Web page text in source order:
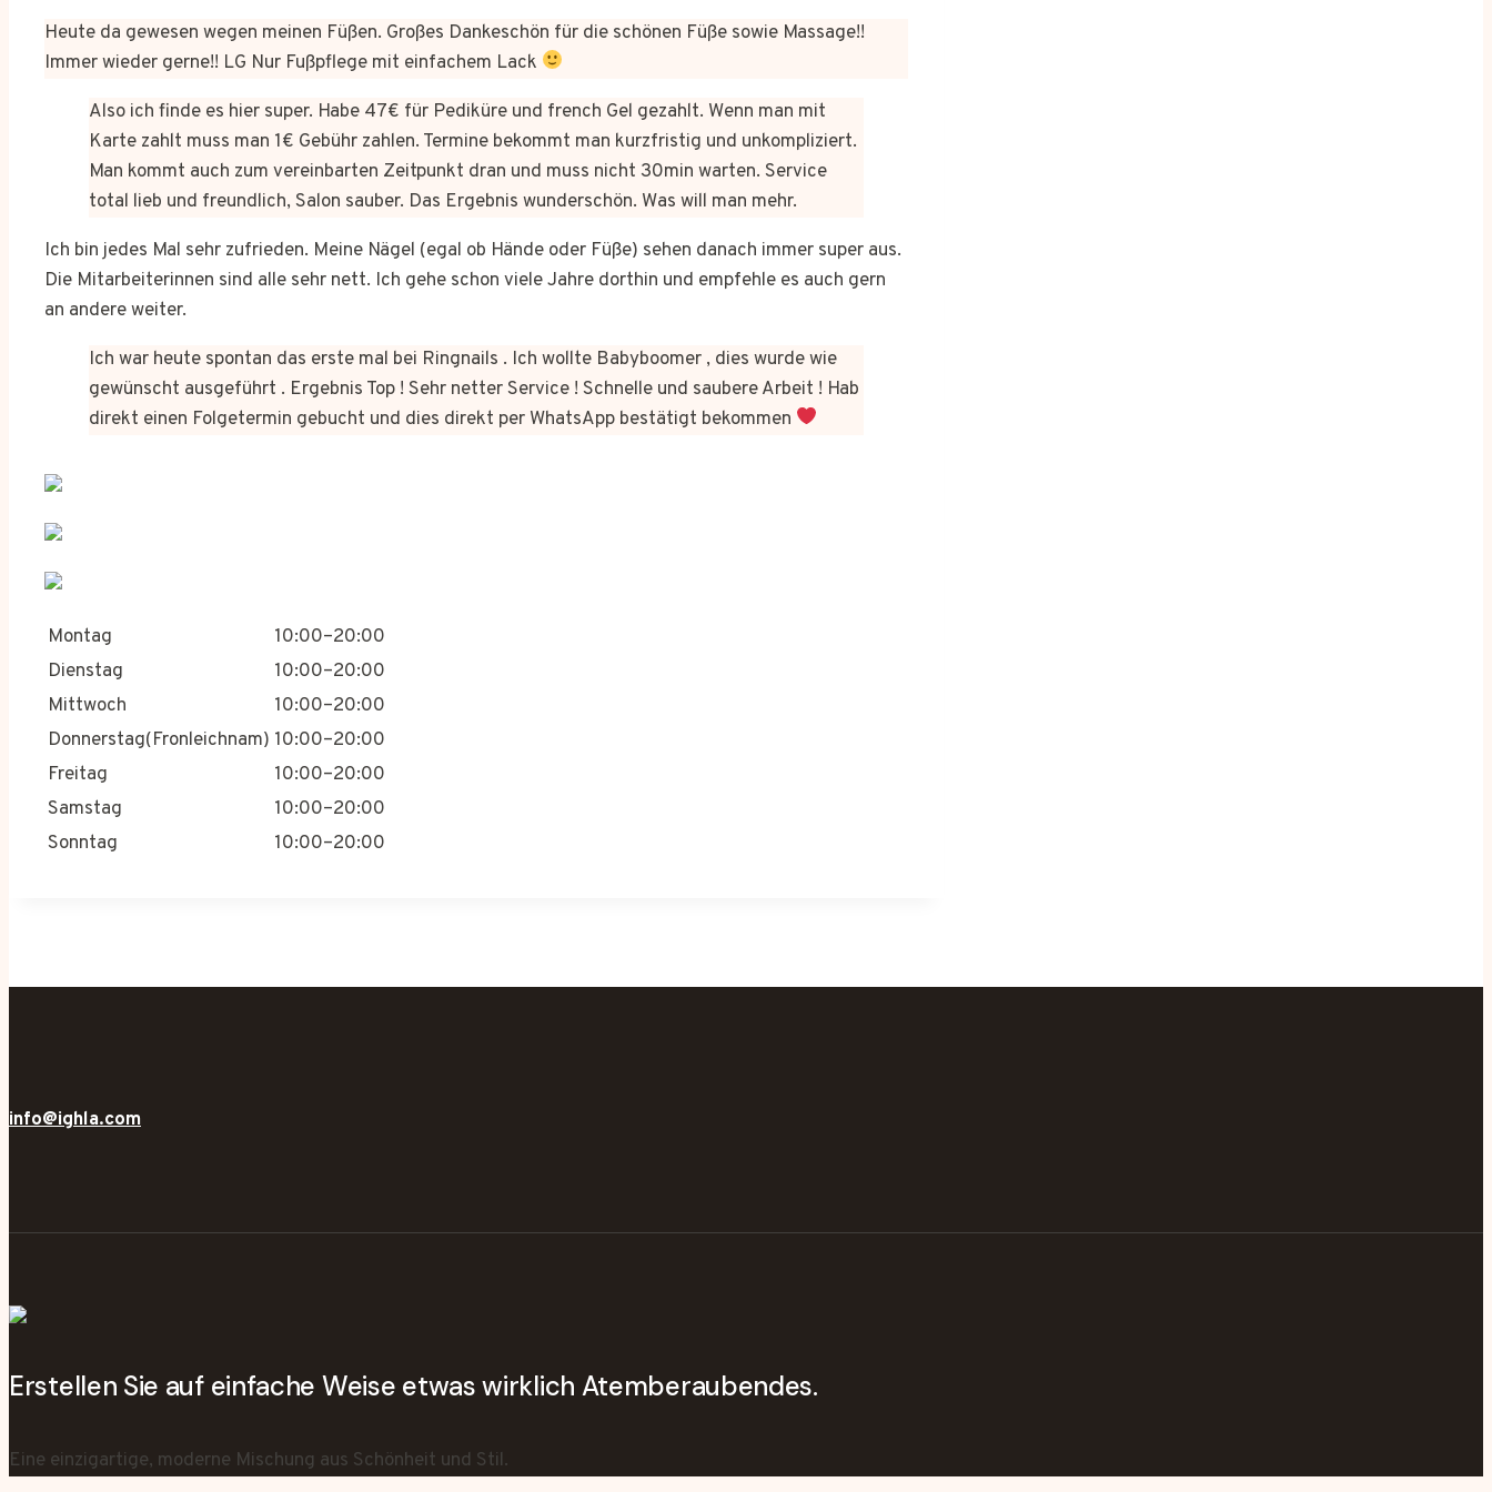
Heute da gewesen wegen meinen Füßen. Großes Dankeschön für die schönen Füße sowie Massage!!
Immer wieder gerne!! LG Nur Fußpflege mit einfachem Lack
Also ich finde es hier super. Habe 47€ für Pediküre und french Gel gezahlt. Wenn man mit
Karte zahlt muss man 1€ Gebühr zahlen. Termine bekommt man kurzfristig und unkompliziert.
Man kommt auch zum vereinbarten Zeitpunkt dran und muss nicht 30min warten. Service
total lieb und freundlich, Salon sauber. Das Ergebnis wunderschön. Was will man mehr.
Ich bin jedes Mal sehr zufrieden. Meine Nägel (egal ob Hände oder Füße) sehen danach immer super aus.
Die Mitarbeiterinnen sind alle sehr nett. Ich gehe schon viele Jahre dorthin und empfehle es auch gern
an andere weiter.
Ich war heute spontan das erste mal bei Ringnails . Ich wollte Babyboomer , dies wurde wie
gewünscht ausgeführt . Ergebnis Top ! Sehr netter Service ! Schnelle und saubere Arbeit ! Hab
direkt einen Folgetermin gebucht und dies direkt per WhatsApp bestätigt bekommen
Montag
10:00–20:00
Dienstag
10:00–20:00
Mittwoch
10:00–20:00
Donnerstag(Fronleichnam) 10:00–20:00
Freitag
10:00–20:00
Samstag
10:00–20:00
Sonntag
10:00–20:00
info@ighla.com
Erstellen Sie auf einfache Weise etwas wirklich Atemberaubendes.
Eine einzigartige, moderne Mischung aus Schönheit und Stil.